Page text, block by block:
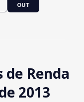
OUT
de Renda
2013